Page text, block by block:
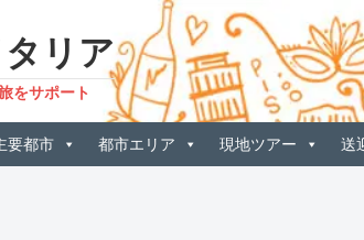
リア
をサポート
要都市 都市エリア 現地ツアー 送